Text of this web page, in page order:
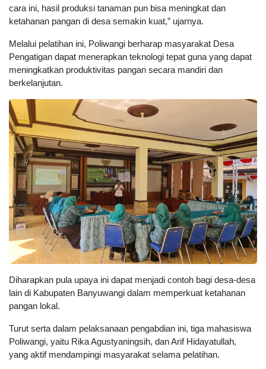
cara ini, hasil produksi tanaman pun bisa meningkat dan
ketahanan pangan di desa semakin kuat,” ujarnya.
Melalui pelatihan ini, Poliwangi berharap masyarakat Desa
Pengatigan dapat menerapkan teknologi tepat guna yang dapat
meningkatkan produktivitas pangan secara mandiri dan
berkelanjutan.
Diharapkan pula upaya ini dapat menjadi contoh bagi desa-desa
lain di Kabupaten Banyuwangi dalam memperkuat ketahanan
pangan lokal.
Turut serta dalam pelaksanaan pengabdian ini, tiga mahasiswa
Poliwangi, yaitu Rika Agustyaningsih, dan Arif Hidayatullah,
yang aktif mendampingi masyarakat selama pelatihan.